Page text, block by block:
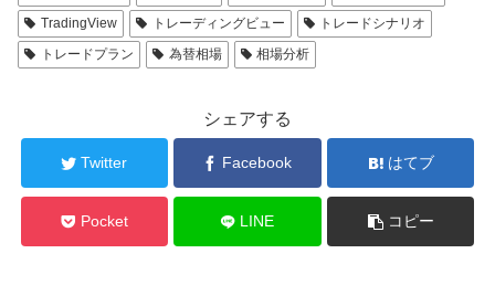
TradingView
トレーディングビュー
トレードシナリオ
トレードプラン
為替相場 相場分析
シェアする
Twitter Facebook はてブ
Pocket LINE コピー